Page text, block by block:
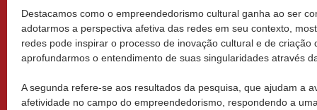
Destacamos como o empreendedorismo cultural ganha ao ser
adotarmos a perspectiva afetiva das redes em seu contexto,
redes pode inspirar o processo de inovação cultural e de criação
aprofundarmos o entendimento de suas singularidades através
A segunda refere-se aos resultados da pesquisa, que ajudam a
afetividade no campo do empreendedorismo, respondendo a